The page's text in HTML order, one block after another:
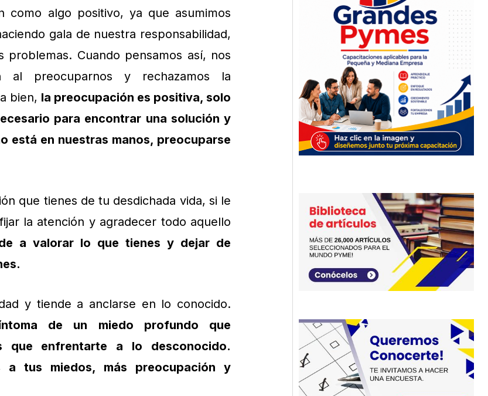
como algo positivo, ya que asumimos
gala de nuestra responsabilidad,
problemas. Cuando pensamos así, nos
al preocuparnos y rechazamos la
bien, la preocupación es positiva, solo
para encontrar una solución y
está en nuestras manos, preocuparse
que tienes de tu desdichada vida, si le
la atención y agradecer todo aquello
a valorar lo que tienes y dejar de
y tiende a anclarse en lo conocido.
de un miedo profundo que
que enfrentarte a lo desconocido.
a tus miedos, más preocupación y